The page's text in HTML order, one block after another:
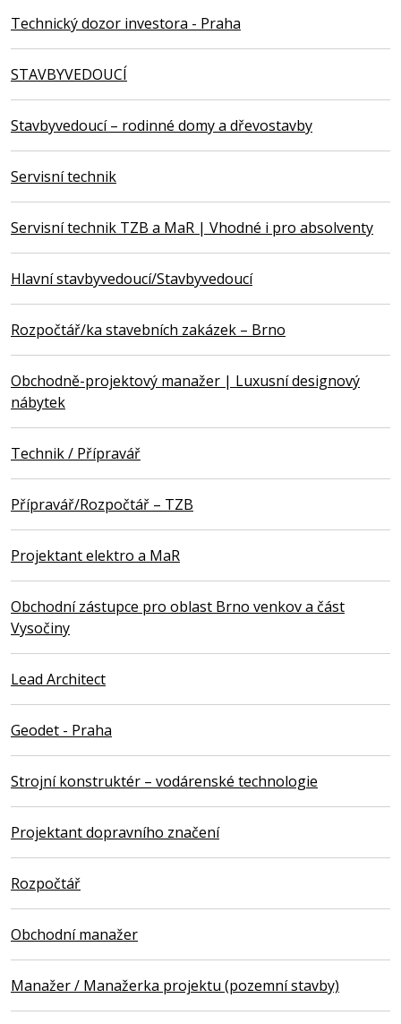
Technický dozor investora - Praha
STAVBYVEDOUCÍ
Stavbyvedoucí – rodinné domy a dřevostavby
Servisní technik
Servisní technik TZB a MaR | Vhodné i pro absolventy
Hlavní stavbyvedoucí/Stavbyvedoucí
Rozpočtář/ka stavebních zakázek – Brno
Obchodně-projektový manažer | Luxusní designový
nábytek
Technik / Přípravář
Přípravář/Rozpočtář – TZB
Projektant elektro a MaR
Obchodní zástupce pro oblast Brno venkov a část
Vysočiny
Lead Architect
Geodet - Praha
Strojní konstruktér – vodárenské technologie
Projektant dopravního značení
Rozpočtář
Obchodní manažer
Manažer / Manažerka projektu (pozemní stavby)